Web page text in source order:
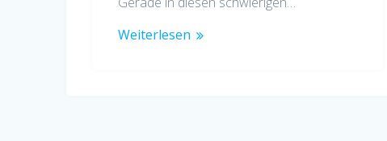
Weiterlesen